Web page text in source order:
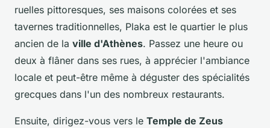
ruelles pittoresques, ses maisons colorées et ses
tavernes traditionnelles, Plaka est le quartier le plus
ancien de la ville d'Athènes. Passez une heure ou
deux à flâner dans ses rues, à apprécier l'ambiance
locale et peut-être même à déguster des spécialités
grecques dans l'un des nombreux restaurants.
Ensuite, dirigez-vous vers le Temple de Zeus